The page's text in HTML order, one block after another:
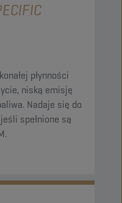
płynności
niską emisję
Nadaje się do
spełnione są